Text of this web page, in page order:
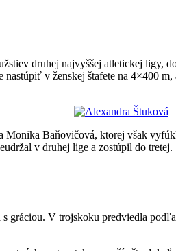
druhej najvyššej atletickej ligy,
v ženskej štafete na 4×400
Baňovičová, ktorej však
v druhej lige a zostúpil do tretej.
V trojskoku predviedla